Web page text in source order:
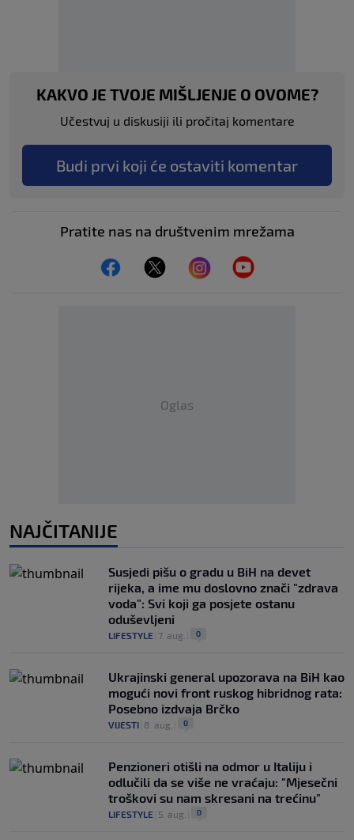
KAKVO JE TVOJE MIŠLJENJE O OVOME?
Učestvuj u diskusiji ili pročitaj komentare
Budi prvi koji će ostaviti komentar
Pratite nas na društvenim mrežama
Oglas
NAJČITANIJE
Susjedi pišu o gradu u BiH na devet
rijeka, a ime mu doslovno znači "zdrava
voda": Svi koji ga posjete ostanu
oduševljeni
LIFESTYLE 7. aug. 0
Ukrajinski general upozorava na BiH kao
mogući novi front ruskog hibridnog rata:
Posebno izdvaja Brčko
VIJESTI 8. aug. 0
Penzioneri otišli na odmor u Italiju i
odlučili da se više ne vraćaju: "Mjesečni
troškovi su nam skresani na trećinu"
LIFESTYLE 5. aug. 0